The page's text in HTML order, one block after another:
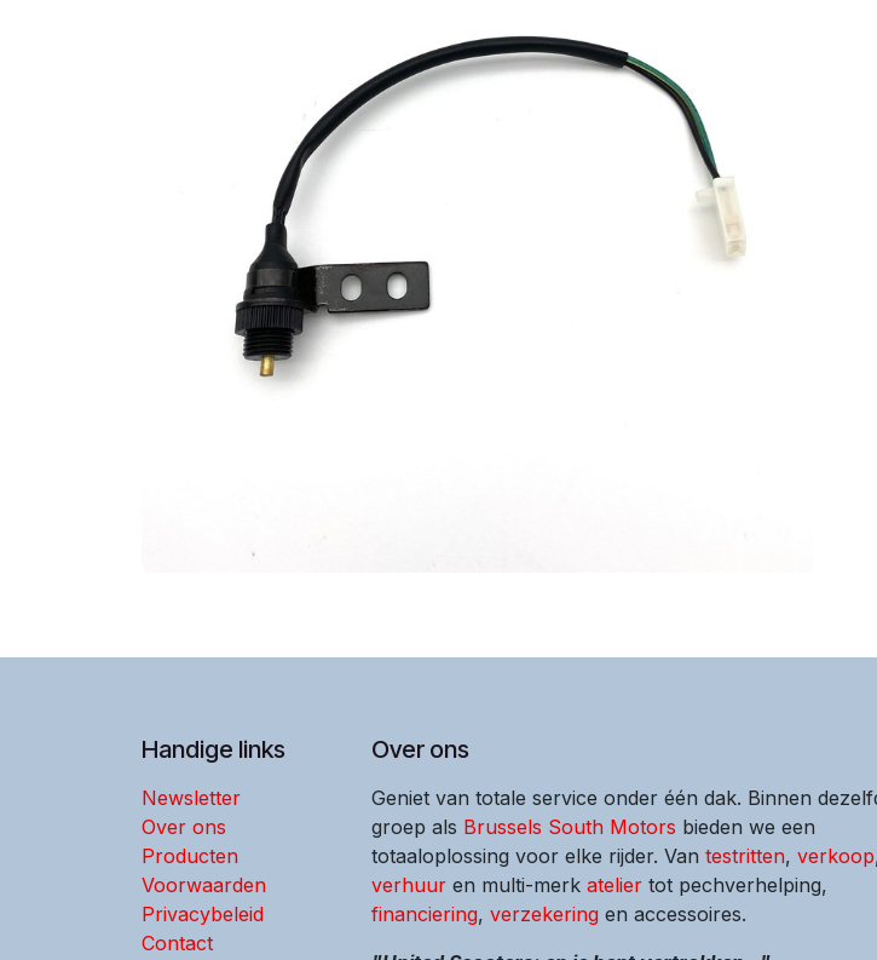
Handige links
Newsletter
Over ons
Producten
Voorwaarden
Privacybeleid
Contact
Over ons
Geniet van totale service onder één dak. Binnen
groep als Brussels South Motors bieden we een
totaaloplossing voor elke rijder. Van testritten, verkoop
verhuur en multi-merk atelier tot pechverhelping,
financiering, verzekering en accessoires.